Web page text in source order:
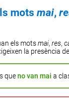
mots mai,
els motsmai, res,
la presència
queno van mai a